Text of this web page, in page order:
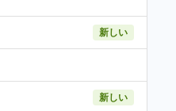
新しい
新しい